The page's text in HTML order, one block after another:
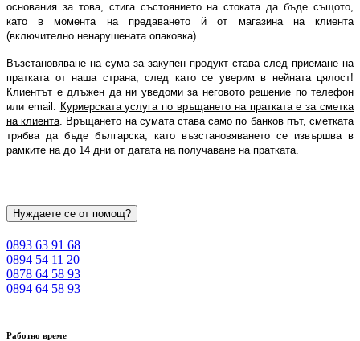
основания за това, стига състоянието на стоката да бъде същото,
като в момента на предаването й от магазина на клиента
(включително ненарушената опаковка).
Възстановяване на сума за закупен продукт става след приемане на
пратката от наша страна, след като се уверим в нейната цялост!
Клиентът е длъжен да ни уведоми за неговото решение по телефон
или еmail. Куриерската услуга по връщането на пратката е за сметка
на клиента. Връщането на сумата става само по банков път, сметката
трябва да бъде българска, като възстановяването се извършва в
рамките на до 14 дни от датата на получаване на пратката.
Нуждаете се от помощ?
0893 63 91 68
0894 54 11 20
0878 64 58 93
0894 64 58 93
Работно време